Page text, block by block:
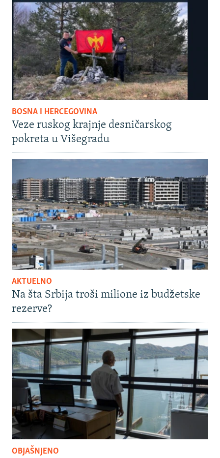
BOSNA I HERCEGOVINA
Veze ruskog krajnje desničarskog
pokreta u Višegradu
AKTUELNO
Na šta Srbija troši milione iz budžetske
rezerve?
OBJAŠNJENO